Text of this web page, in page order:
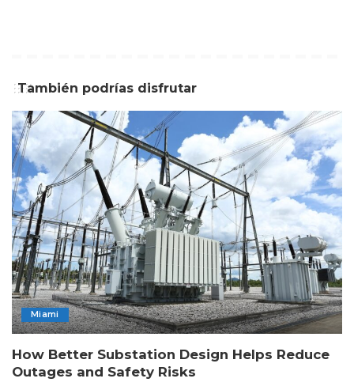
También podrías disfrutar
Miami
How Better Substation Design Helps Reduce
Outages and Safety Risks